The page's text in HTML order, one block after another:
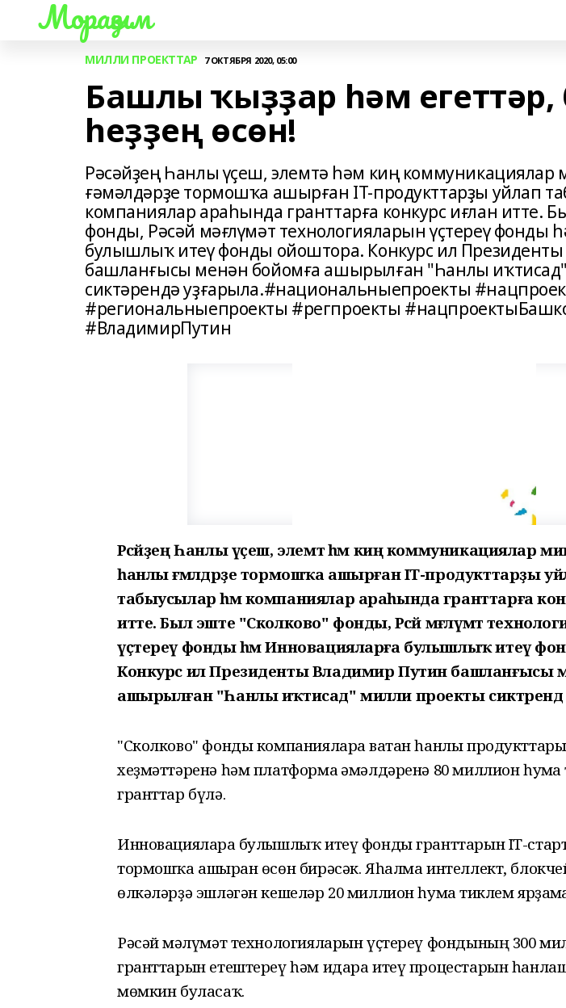
Мораҙым
МИЛЛИ ПРОЕКТТАР 7 ОКТЯБРЯ 2020, 05:00
Башлы ҡыҙҙар һәм егеттәр,
һеҙҙең өсөн!
Рәсәйҙең Һанлы үҫеш, элемтә һәм киң
ғәмәлдәрҙе тормошҡа ашырған IТ-продукттарҙы уйлап
компаниялар араһында гранттарға конкурс иғлан итте.
фонды, Рәсәй мәғлүмәт технологияларын үҫтереү фонды
булышлыҡ итеү фонды ойоштора. Конкурс ил
башланғысы менән бойомға ашырылған "Һанлы
сиктәрендә уҙғарыла.#национальныепроекты
#региональныепроекты #регпроекты
#ВладимирПутин
Рәсәйҙең Һанлы үҫеш, элемтә һәм киң коммуникациялар
һанлы ғәмәлдәрҙе тормошҡа ашырған IТ-продукттарҙы
табыусылар һәм компаниялар араһында гранттарға
итте. Был эште "Сколково" фонды, Рәсәй мәғлүмәт
үҫтереү фонды һәм Инновацияларға булышлыҡ итеү
Конкурс ил Президенты Владимир Путин башланғысы
ашырылған "Һанлы иҡтисад" милли проекты сиктәрендә
"Сколково" фонды компанияларға ватан һанлы
хеҙмәттәренә һәм платформа ғәмәлдәренә 80 миллион
гранттар бүлә.
Инновацияларға булышлыҡ итеү фонды гранттарын IT-
тормошҡа ашырған өсөн бирәсәк. Яһалма интеллект,
өлкәләрҙә эшләгән кешеләр 20 миллион һумға тиклем
Рәсәй мәғлүмәт технологияларын үҫтереү фондының 300
гранттарын етештереү һәм идара итеү процестарын
мөмкин буласаҡ.